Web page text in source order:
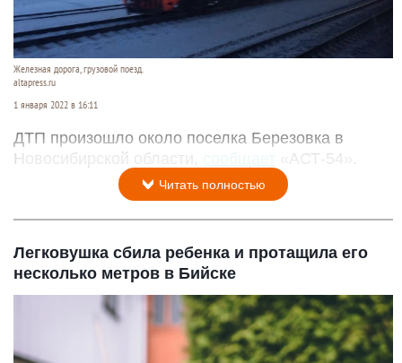
Железная дорога, грузовой поезд.
altapress.ru
1 января 2022 в 16:11
ДТП произошло около поселка Березовка в
Новосибирской области,
сообщает «АСТ-54».
Читать полностью
Легковушка сбила ребенка и протащила его
несколько метров в Бийске